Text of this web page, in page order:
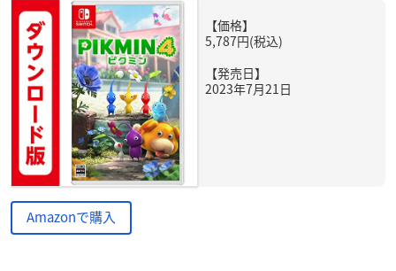
【価格】
5,787円(税込)
【発売日】
2023年7月21日
Amazonで購入